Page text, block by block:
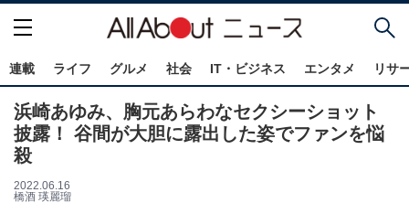
連載 ライフ グルメ 社会 IT・ビジネス エンタメ リサ
浜崎あゆみ、胸元あらわなセクシーショット
披露！ 谷間が大胆に露出した姿でファンを悩
殺
2022.06.16
橋酒 瑛麗瑠